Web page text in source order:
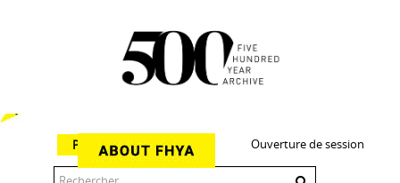
Ouverture de session
Parcourir